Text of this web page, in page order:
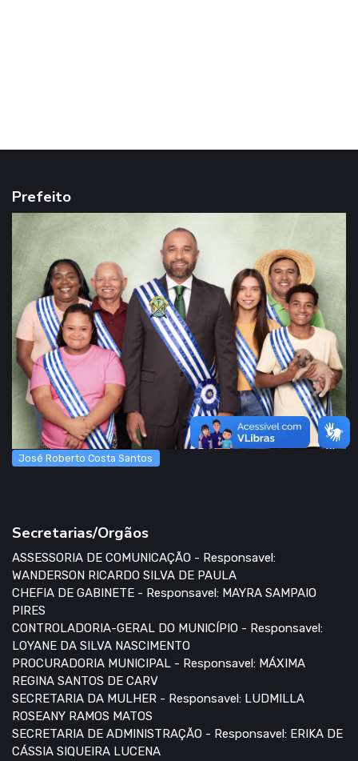
Prefeito
José Roberto Costa Santos
Secretarias/Orgãos
ASSESSORIA DE COMUNICAÇÃO - Responsavel:
WANDERSON RICARDO SILVA DE PAULA
CHEFIA DE GABINETE - Responsavel: MAYRA SAMPAIO
PIRES
CONTROLADORIA-GERAL DO MUNICÍPIO - Responsavel:
LOYANE DA SILVA NASCIMENTO
PROCURADORIA MUNICIPAL - Responsavel: MÁXIMA
REGINA SANTOS DE CARV
SECRETARIA DA MULHER - Responsavel: LUDMILLA
ROSEANY RAMOS MATOS
SECRETARIA DE ADMINISTRAÇÃO - Responsavel: ERIKA DE
CÁSSIA SIQUEIRA LUCENA